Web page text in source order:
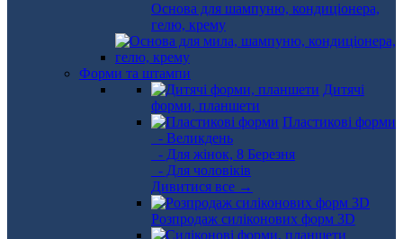
Основа для шампуню, кондиціонера,
гелю, крему
Форми та штампи
Дитячі
форми, планшети
Пластикові форми
- Великдень
- Для жінок, 8 Березня
- Для чоловіків
Дивитися все →
Розпродаж силіконових форм 3D